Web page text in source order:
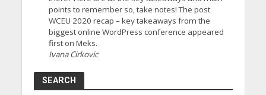
points to remember so, take notes! The post
WCEU 2020 recap – key takeaways from the
biggest online WordPress conference appeared
first on Meks.
Ivana Cirkovic
SEARCH